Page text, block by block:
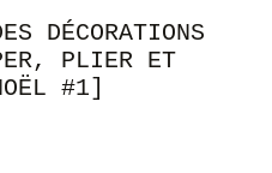
DÉCORATIONS
PLIER ET
#1]